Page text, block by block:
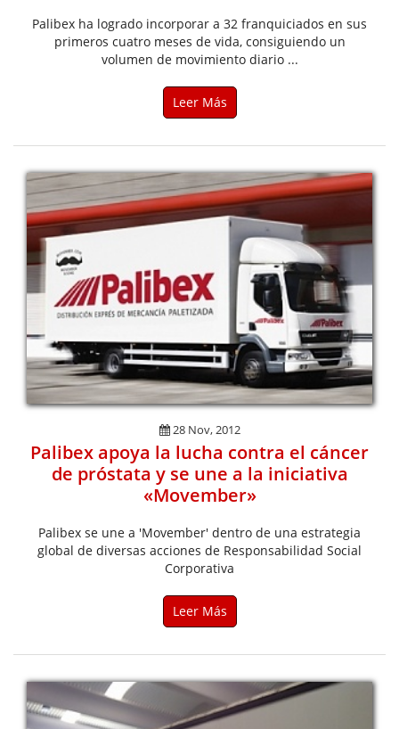
Palibex ha logrado incorporar a 32 franquiciados en sus
primeros cuatro meses de vida, consiguiendo un
volumen de movimiento diario ...
Leer Más
28 Nov, 2012
Palibex apoya la lucha contra el cáncer
de próstata y se une a la iniciativa
«Movember»
Palibex se une a 'Movember' dentro de una estrategia
global de diversas acciones de Responsabilidad Social
Corporativa
Leer Más